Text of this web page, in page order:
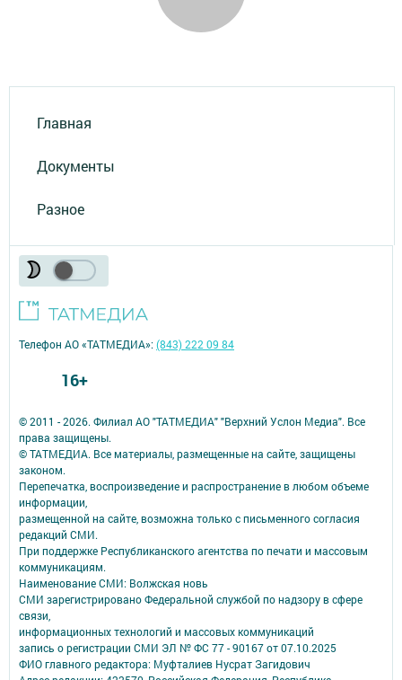
Главная
Документы
Разное
© 2011 - 2026. Филиал АО "ТАТМЕДИА" "Верхний Услон Медиа". Все
права защищены.
© ТАТМЕДИА. Все материалы, размещенные на сайте, защищены
законом.
Перепечатка, воспроизведение и распространение в любом объеме
информации,
размещенной на сайте, возможна только с письменного согласия
редакций СМИ.
При поддержке Республиканского агентства по печати и массовым
коммуникациям.
Наименование СМИ: Волжская новь
СМИ зарегистрировано Федеральной службой по надзору в сфере
связи,
информационных технологий и массовых коммуникаций
запись о регистрации СМИ ЭЛ № ФС 77 - 90167 от 07.10.2025
ФИО главного редактора: Муфталиев Нусрат Загидович
Телефон АО «ТАТМЕДИА»:(843) 222 09 84
16+